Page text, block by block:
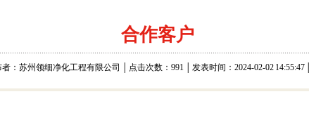
合作客户
：苏州领细净化工程有限公司 │ 点击次数：991 │ 发表时间：2024-02-02 14:55:47 │